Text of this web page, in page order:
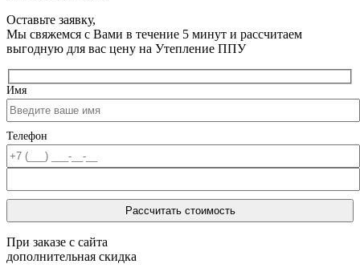
Оставьте заявку,
Мы свяжемся с Вами в течение 5 минут и рассчитаем
выгодную для вас цену на Утепление ППУ
Имя
Телефон
При заказе с сайта
дополнительная скидка